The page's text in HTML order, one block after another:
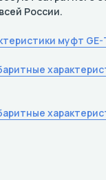
России.
муфт GE-